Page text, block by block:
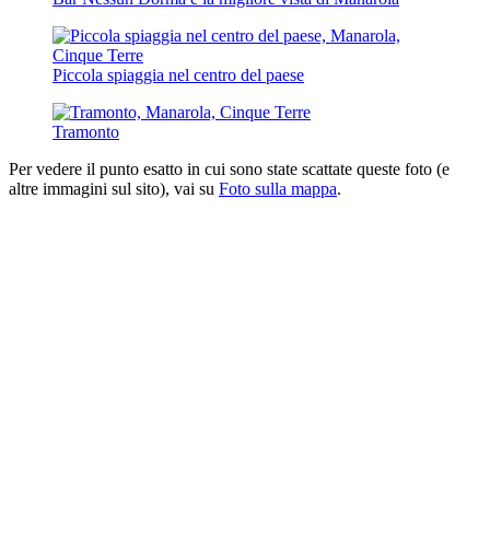
Piccola spiaggia nel centro del paese
Tramonto
Per vedere il punto esatto in cui sono state scattate queste foto (e
altre immagini sul sito), vai su Foto sulla mappa.